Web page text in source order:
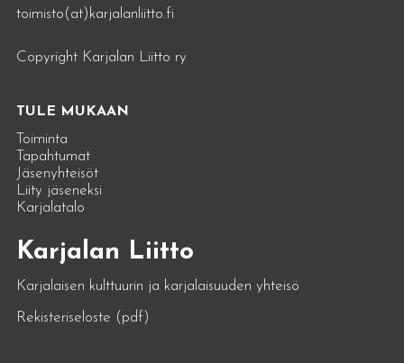
toimisto(at)karjalanliitto.fi
Copyright Karjalan Liitto ry
TULE MUKAAN
Toiminta
Tapahtumat
Jäsenyhteisöt
Liity jäseneksi
Karjalatalo
Karjalan Liitto
Karjalaisen kulttuurin ja karjalaisuuden yhteisö
Rekisteriseloste (pdf)